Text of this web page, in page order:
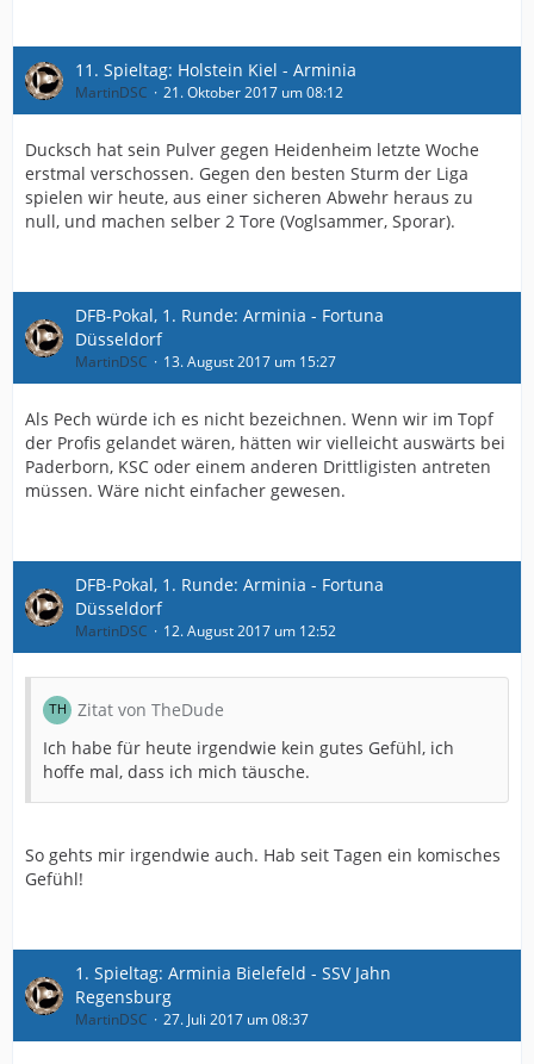
11. Spieltag: Holstein Kiel - Arminia
MartinDSC 21. Oktober 2017 um 08:12
Ducksch hat sein Pulver gegen Heidenheim letzte Woche
erstmal verschossen. Gegen den besten Sturm der Liga
spielen wir heute, aus einer sicheren Abwehr heraus zu
null, und machen selber 2 Tore (Voglsammer, Sporar).
DFB-Pokal, 1. Runde: Arminia - Fortuna
Düsseldorf
MartinDSC 13. August 2017 um 15:27
Als Pech würde ich es nicht bezeichnen. Wenn wir im Topf
der Profis gelandet wären, hätten wir vielleicht auswärts bei
Paderborn, KSC oder einem anderen Drittligisten antreten
müssen. Wäre nicht einfacher gewesen.
DFB-Pokal, 1. Runde: Arminia - Fortuna
Düsseldorf
MartinDSC 12. August 2017 um 12:52
Zitat von TheDude
Ich habe für heute irgendwie kein gutes Gefühl, ich
hoffe mal, dass ich mich täusche.
So gehts mir irgendwie auch. Hab seit Tagen ein komisches
Gefühl!
1. Spieltag: Arminia Bielefeld - SSV Jahn
Regensburg
MartinDSC 27. Juli 2017 um 08:37